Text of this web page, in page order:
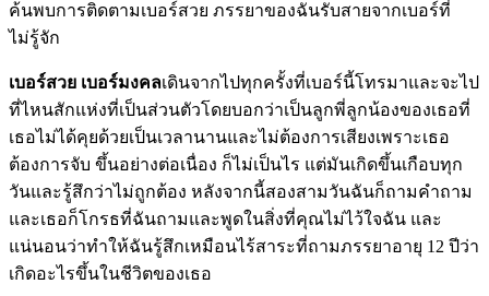
ค้นพบการติดตามเบอร์สวย ภรรยาของฉันรับสายจากเบอร์ที่
ไม่รู้จัก
เบอร์สวย เบอร์มงคลเดินจากไปทุกครั้งที่เบอร์นี้โทรมาและจะไป
ที่ไหนสักแห่งที่เป็นส่วนตัวโดยบอกว่าเป็นลูกพี่ลูกน้องของเธอที่
เธอไม่ได้คุยด้วยเป็นเวลานานและไม่ต้องการเสียงเพราะเธอ
ต้องการจับ ขึ้นอย่างต่อเนื่อง ก็ไม่เป็นไร แต่มันเกิดขึ้นเกือบทุก
วันและรู้สึกว่าไม่ถูกต้อง หลังจากนี้สองสามวันฉันก็ถามคำถาม
และเธอก็โกรธที่ฉันถามและพูดในสิ่งที่คุณไม่ไว้ใจฉัน และ
แน่นอนว่าทำให้ฉันรู้สึกเหมือนไร้สาระที่ถามภรรยาอายุ 12 ปีว่า
เกิดอะไรขึ้นในชีวิตของเธอ